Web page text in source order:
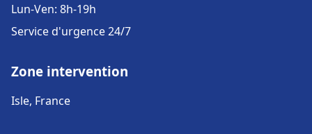
Lun-Ven: 8h-19h
Service d'urgence 24/7
Zone intervention
Isle, France